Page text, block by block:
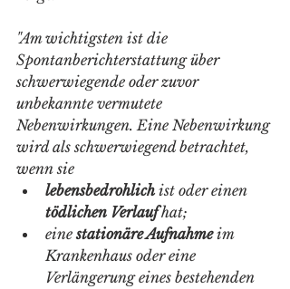
"Am wichtigsten ist die
Spontanberichterstattung über
schwerwiegende oder zuvor
unbekannte vermutete
Nebenwirkungen. Eine Nebenwirkung
wird als schwerwiegend betrachtet,
wenn sie
lebensbedrohlich ist oder einen
tödlichen Verlauf hat;
eine stationäre Aufnahme im
Krankenhaus oder eine
Verlängerung eines bestehenden